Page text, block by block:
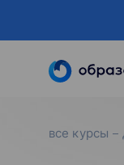
все курсы